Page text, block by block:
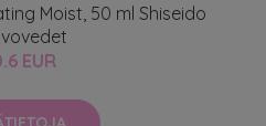
Moist, 50 ml Shiseido
EUR